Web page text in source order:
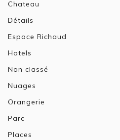
Chateau
Détails
Espace Richaud
Hotels
Non classé
Nuages
Orangerie
Parc
Places